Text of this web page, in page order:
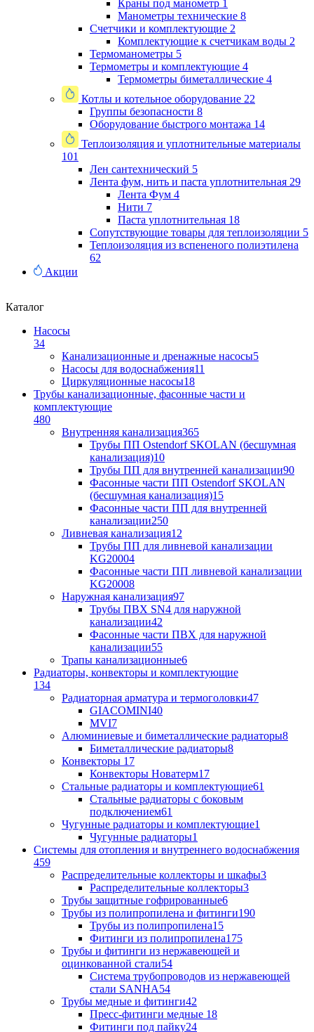
Краны под манометр 1
Манометры технические 8
Счетчики и комплектующие 2
Комплектующие к счетчикам воды 2
Термоманометры 5
Термометры и комплектующие 4
Термометры биметаллические 4
Котлы и котельное оборудование 22
Группы безопасности 8
Оборудование быстрого монтажа 14
Теплоизоляция и уплотнительные материалы
101
Лен сантехнический 5
Лента фум, нить и паста уплотнительная 29
Лента Фум 4
Нити 7
Паста уплотнительная 18
Сопутствующие товары для теплоизоляции 5
Теплоизоляция из вспененого полиэтилена
62
Акции
Каталог
Насосы
34
Канализационные и дренажные насосы5
Насосы для водоснабжения11
Циркуляционные насосы18
Трубы канализационные, фасонные части и
комплектующие
480
Внутренняя канализация365
Трубы ПП Ostendorf SKOLAN (бесшумная
канализация)10
Трубы ПП для внутренней канализации90
Фасонные части ПП Ostendorf SKOLAN
(бесшумная канализация)15
Фасонные части ПП для внутренней
канализации250
Ливневая канализация12
Трубы ПП для ливневой канализации
KG20004
Фасонные части ПП ливневой канализации
KG20008
Наружная канализация97
Трубы ПВХ SN4 для наружной
канализации42
Фасонные части ПВХ для наружной
канализации55
Трапы канализационные6
Радиаторы, конвекторы и комплектующие
134
Радиаторная арматура и термоголовки47
GIACOMINI40
MVI7
Алюминиевые и биметаллические радиаторы8
Биметаллические радиаторы8
Конвекторы 17
Конвекторы Новатерм17
Стальные радиаторы и комплектующие61
Стальные радиаторы с боковым
подключением61
Чугунные радиаторы и комплектующие1
Чугунные радиаторы1
Системы для отопления и внутреннего водоснабжения
459
Распределительные коллекторы и шкафы3
Распределительные коллекторы3
Трубы защитные гофрированные6
Трубы из полипропилена и фитинги190
Трубы из полипропилена15
Фитинги из полипропилена175
Трубы и фитинги из нержавеющей и
оцинкованной стали54
Система трубопроводов из нержавеющей
стали SANHA54
Трубы медные и фитинги42
Пресс-фитинги медные 18
Фитинги под пайку24